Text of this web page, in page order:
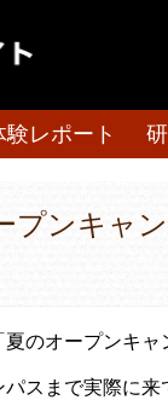
レポート
プンキャ
のオープンキャ
スまで実際に